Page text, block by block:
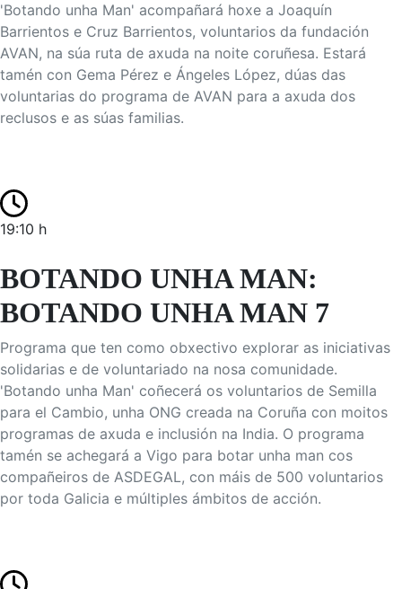
'Botando unha Man' acompañará hoxe a Joaquín
Barrientos e Cruz Barrientos, voluntarios da fundación
AVAN, na súa ruta de axuda na noite coruñesa. Estará
tamén con Gema Pérez e Ángeles López, dúas das
voluntarias do programa de AVAN para a axuda dos
reclusos e as súas familias.
19:10 h
BOTANDO UNHA MAN:
BOTANDO UNHA MAN 7
Programa que ten como obxectivo explorar as iniciativas
solidarias e de voluntariado na nosa comunidade.
'Botando unha Man' coñecerá os voluntarios de Semilla
para el Cambio, unha ONG creada na Coruña con moitos
programas de axuda e inclusión na India. O programa
tamén se achegará a Vigo para botar unha man cos
compañeiros de ASDEGAL, con máis de 500 voluntarios
por toda Galicia e múltiples ámbitos de acción.